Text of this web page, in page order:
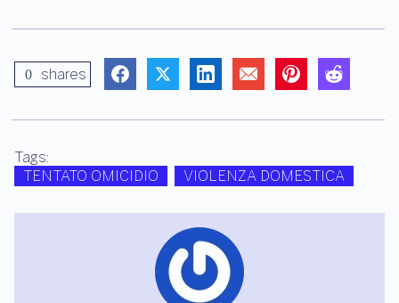
0 shares
Tags:
TENTATO OMICIDIO
VIOLENZA DOMESTICA